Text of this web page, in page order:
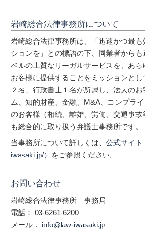
岩崎総合法律事務所について
岩崎総合法律事務所は、「迅速かつ最も
ションを」との標語の下、同業者からも
ベルの上質なリーガルサービスを、あ
お客様に提供することをミッションと
２名、行政書士１名が所属し、法人の
ム、知的財産、金融、M&A、コンプラ
のお客様（相続、離婚、労働、交通事
も総合的に取り扱う弁護士事務所です。
当事務所について詳しくは、公式サイト
iwasaki.jp/） をご参照ください。
お問い合わせ
岩崎総合法律事務所 事務局
電話： 03-6261-6200
メール： info@law-iwasaki.jp